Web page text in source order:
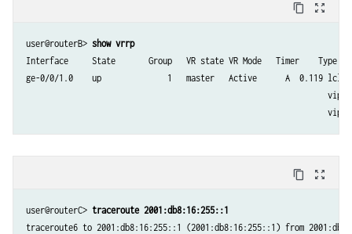
content_copy zoom_out_map
user@routerB> show vrrp
Interface     State       Group   VR state VR Mode   Timer    Type
ge-0/0/1.0    up              1   master   Active      A  0.119 lcl
vip
content_copy zoom_out_map
user@routerC> traceroute 2001:db8:16:255::1
traceroute6 to 2001:db8:16:255::1 (2001:db8:16:255::1) from